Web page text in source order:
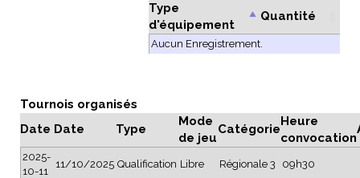
Type
d'équipement
Quantité
Aucun Enregistrement.
Tournois organisés
Date Date Type
Mode
de jeu
Catégorie
Heure
convocation
2025-
10-11
11/10/2025 Qualification Libre Régionale 3 09h30